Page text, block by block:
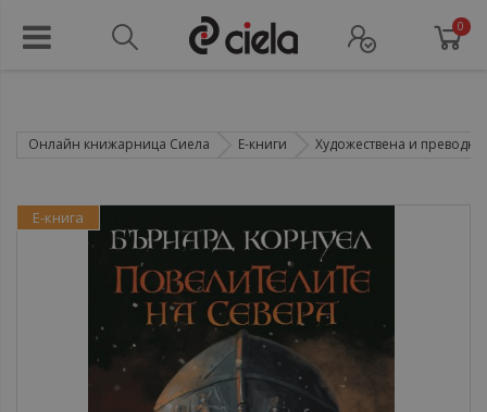
0
Онлайн книжарница Сиела Е-книги Художествена и преводна
Е-книга